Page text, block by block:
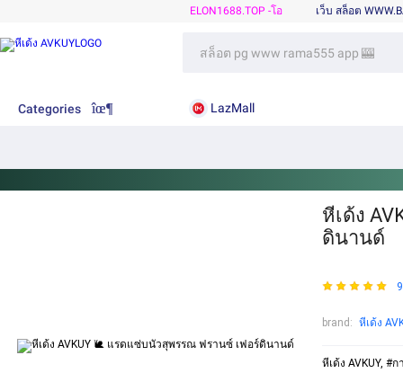
ELON1688.TOP -โอ เว็บ สล็อต
Categories LazMall
หีเด้ง
ดินานด์
brand: หีเด้ง
หีเด้ง AVKUY, #